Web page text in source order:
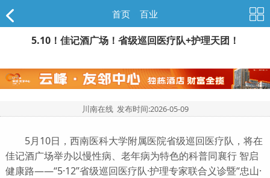
首页 百业
5.10！佳记酒广场！省级巡回医疗队+护理天团！
川南在线 发布时间:2026-05-09
5月10日，西南医科大学附属医院省级巡回医疗队，将在
佳记酒广场举办以慢性病、老年病为特色的科普同襄行 智启
健康路——“5·12”省级巡回医疗队·护理专家联合义诊暨“忠山·